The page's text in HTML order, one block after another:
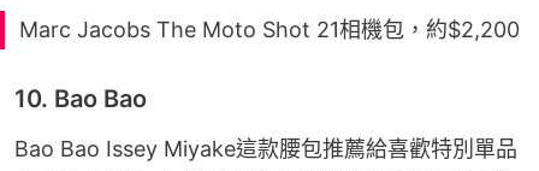
Marc Jacobs The Moto Shot 21相機包，約$2,200
10. Bao Bao
Bao Bao Issey Miyake這款腰包推薦給喜歡特別單品